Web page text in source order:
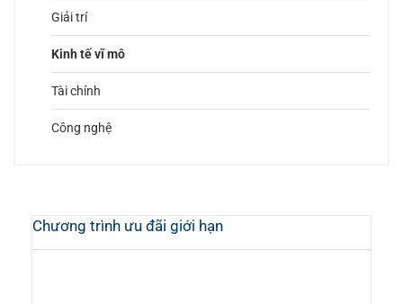
Giải trí
Kinh tế vĩ mô
Tài chính
Công nghệ
Chương trình ưu đãi giới hạn